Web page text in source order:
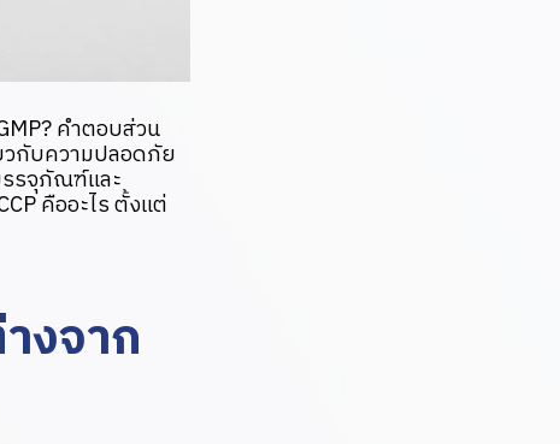
คำตอบส่วน
วกับความปลอดภัย
รจุภัณฑ์และ
คืออะไร ตั้งแต่
งจาก